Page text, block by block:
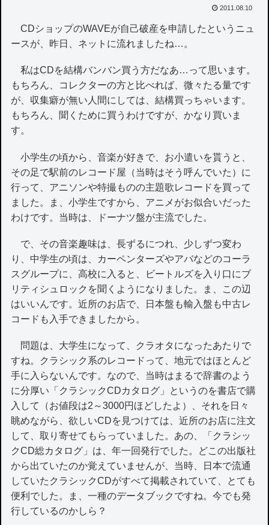
2011.08.10
CDショップのWAVEが自己破産を申請したというニュ
ースが、昨日、ネットに流れましたね…。
私はCDを結構バンバン買う方だなあ…って思います。
もちろん、コレクターの方と比べれば、微々たる量です
が、収集癖が無い人間にしては、結構買っちゃいます。
もちろん、聞くために買うわけですが、かなり買いま
す。
小学生の頃から、音楽が好きで、お小遣いを貰うと、
その足で駅前のレコード屋（当時はそう呼んでいた）に
行って、アニソンや特撮ものの主題歌レコードを買って
ました。ま、小学生ですから、アニメがお似合いだった
わけです。当時は、ドーナツ盤が主流でした。
で、その音楽趣味は、長ずるにつれ、少しずつ変わ
り、中学生の頃は、カーペンターズやアバなどのコーラ
スグループに、高校に入ると、ビートルズを入り口にブ
リティシュロックを聞くようになりました。ま、この辺
はいいんです。近所のお店で、日本盤も輸入盤も中古レ
コードも入手できましたから。
問題は、大学生になって、クラオタになったあたりで
すね。クラシック系のレコードって、地元ではほとんど
手に入らないんです。なので、当時はまるで辞書のよう
に分厚い「クラシックCDカタログ」というのを書店で購
入して（お値段は2～3000円ほどしたよ）、それを日々
眺めながら、欲しいCDを見つけては、近所のお店に注文
して、取り寄せてもらっていました。あの、「クラシッ
クCD総カタログ」は、年一回発行でした。どこの出版社
から出ていたのか覚えていませんが、当時、日本で流通
していたクラシックCDがすべて掲載されていて、とても
便利でした。ま、一種のデータブックですね。今でも発
行しているのかしら？